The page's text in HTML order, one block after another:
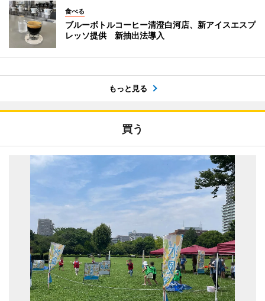
食べる
ブルーボトルコーヒー清澄白河店、新アイスエスプ
レッソ提供 新抽出法導入
もっと見る
買う